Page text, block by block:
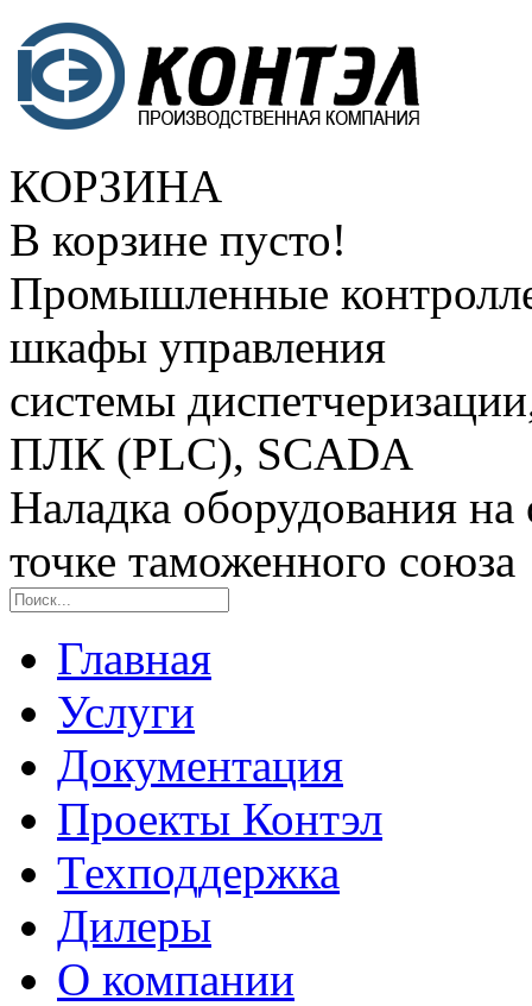
КОРЗИНА
В корзине пусто!
Промышленные
шкафы управления
системы
ПЛК (PLC), SCADA
Наладка оборудования на
точке таможенного союза
Главная
Услуги
Документация
Проекты Контэл
Техподдержка
Дилеры
О компании